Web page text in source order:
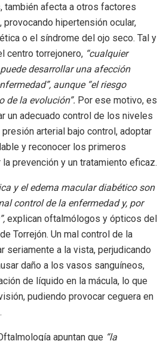
también afecta a otros factores
hipertensión ocular,
o el síndrome del ojo seco. Tal y
centro torrejonero, “cualquier
desarrollar una afección
aunque “el riesgo
de la evolución”. Por ese motivo, es
un adecuado control de los niveles
presión arterial bajo control, adoptar
y reconocer los primeros
prevención y un tratamiento eficaz.
y el edema macular diabético son
control de la enfermedad y, por
explican oftalmólogos y ópticos del
Torrejón. Un mal control de la
seriamente a la vista, perjudicando
daño a los vasos sanguíneos,
de líquido en la mácula, lo que
pudiendo provocar ceguera en
apuntan que “la